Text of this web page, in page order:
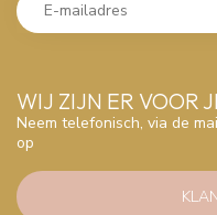
WIJ ZIJN ER VOOR
Neem telefonisch, via de
op